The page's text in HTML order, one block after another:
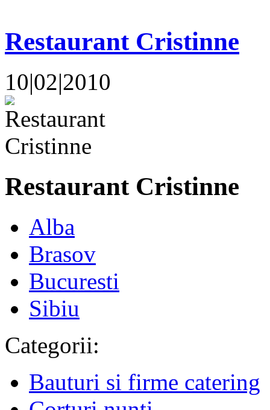
Restaurant Cristinne
10|02|2010
Restaurant Cristinne
Alba
Brasov
Bucuresti
Sibiu
Categorii:
Bauturi si firme catering